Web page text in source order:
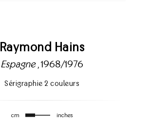
Raymond Hains
Espagne, 1968/1976
Sérigraphie 2 couleurs
cm inches